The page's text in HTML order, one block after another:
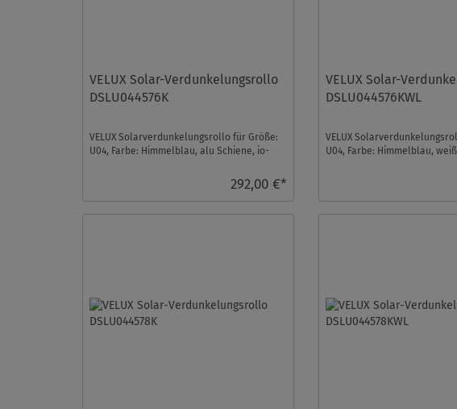
VELUX Solar-Verdunkelungsrollo
DSLU044576K
VELUX Solarverdunkelungsrollo für Größe:
U04, Farbe: Himmelblau, alu Schiene, io-
292,00 €*
VELUX Solar-
DSLU044576KWL
VELUX
U04, Farbe: Himmelblau,